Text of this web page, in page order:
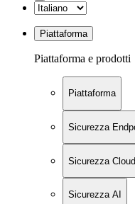
Piattaforma
Piattaforma e prodotti
Piattaforma
Sicurezza
Sicurezza Cloud
Sicurezza AI